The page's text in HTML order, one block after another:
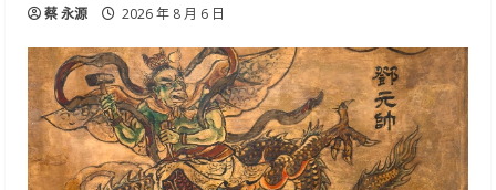
蔡 永源 2026 年 8 月 6 日